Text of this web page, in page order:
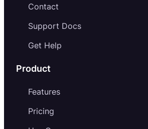
Contact
Support Docs
Get Help
Product
Features
Pricing